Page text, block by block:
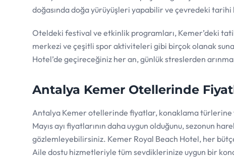
doğasında doğa yürüyüşleri yapabilir ve çevredeki tarihi
Oteldeki festival ve etkinlik programları, Kemer’deki
merkezi ve çeşitli spor aktiviteleri gibi birçok olanak
Hotel’de geçireceğiniz her an, günlük streslerden
Antalya Kemer Otellerinde
Antalya Kemer otellerinde fiyatlar, konaklama türlerine
Mayıs ayı fiyatlarının daha uygun olduğunu, sezonun
gözlemleyebilirsiniz. Kemer Royal Beach Hotel, her
Aile dostu hizmetleriyle tüm sevdiklerinize uygun bir